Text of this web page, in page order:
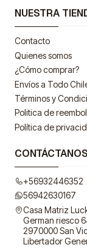
NUESTRA
Contacto
Quienes somos
¿Cómo comprar?
Envíos a Todo
Términos y
Politica de
Política de
CONTÁCTANOS
+56932446352
56942630167
Casa Matriz
German riesco
2970000 San
Libertador